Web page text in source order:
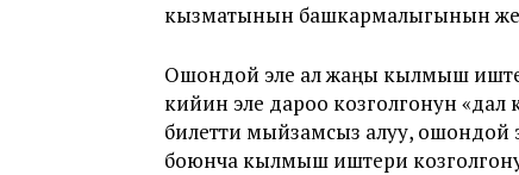
кызматынын башкармалыгынын
Ошондой эле ал жаңы кылмыш иштер
кийин эле дароо козголгонун
билетти мыйзамсыз алуу, ошондой
боюнча кылмыш иштери